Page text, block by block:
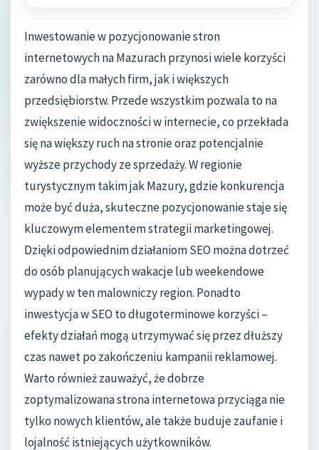
Inwestowanie w pozycjonowanie stron
internetowych na Mazurach przynosi wiele korzyści
zarówno dla małych firm, jak i większych
przedsiębiorstw. Przede wszystkim pozwala to na
zwiększenie widoczności w internecie, co przekłada
się na większy ruch na stronie oraz potencjalnie
wyższe przychody ze sprzedaży. W regionie
turystycznym takim jak Mazury, gdzie konkurencja
może być duża, skuteczne pozycjonowanie staje się
kluczowym elementem strategii marketingowej.
Dzięki odpowiednim działaniom SEO można dotrzeć
do osób planujących wakacje lub weekendowe
wypady w ten malowniczy region. Ponadto
inwestycja w SEO to długoterminowe korzyści –
efekty działań mogą utrzymywać się przez dłuższy
czas nawet po zakończeniu kampanii reklamowej.
Warto również zauważyć, że dobrze
zoptymalizowana strona internetowa przyciąga nie
tylko nowych klientów, ale także buduje zaufanie i
lojalność istniejących użytkowników.